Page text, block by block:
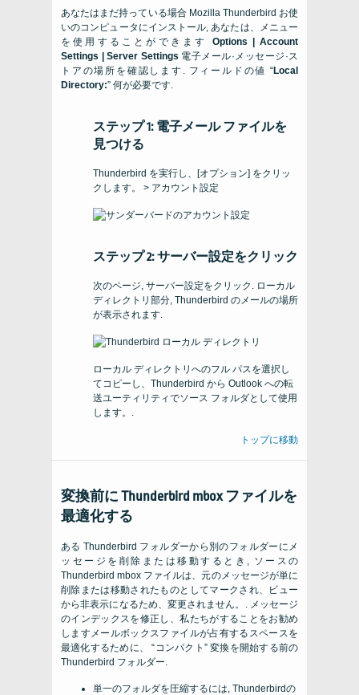
あなたはまだ持っている場合 Mozilla Thunderbird お使
いのコンピュータにインストール, あなたは、メニュー
を使用することができます Options | Account
Settings | Server Settings 電子メール·メッセージ·ス
トアの場所を確認します. フィールドの値 “Local
Directory:” 何が必要です.
ステップ 1: 電子メール ファイルを
見つける
Thunderbird を実行し、[オプション] をクリッ
クします。 > アカウント設定
ステップ 2: サーバー設定をクリック
次のページ, サーバー設定をクリック. ローカル
ディレクトリ部分, Thunderbird のメールの場所
が表示されます.
ローカル ディレクトリへのフル パスを選択し
てコピーし、Thunderbird から Outlook への転
送ユーティリティでソース フォルダとして使用
します。.
トップに移動
変換前に Thunderbird mbox ファイルを
最適化する
ある Thunderbird フォルダーから別のフォルダーにメ
ッセージを削除または移動するとき, ソースの
Thunderbird mbox ファイルは、元のメッセージが単に
削除または移動されたものとしてマークされ、ビュー
から非表示になるため、変更されません。. メッセージ
のインデックスを修正し、私たちがすることをお勧め
しますメールボックスファイルが占有するスペースを
最適化するために、 “コンパクト” 変換を開始する前の
Thunderbird フォルダー.
単一のフォルダを圧縮するには, Thunderbirdの